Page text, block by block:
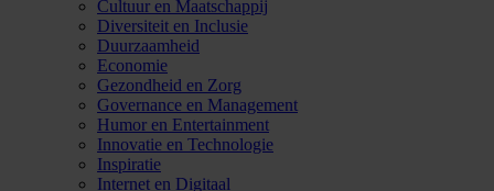
Cultuur en Maatschappij
Diversiteit en Inclusie
Duurzaamheid
Economie
Gezondheid en Zorg
Governance en Management
Humor en Entertainment
Innovatie en Technologie
Inspiratie
Internet en Digitaal